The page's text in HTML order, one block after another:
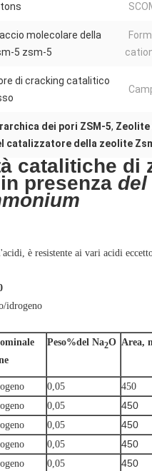
molecolare della
5 zsm-5
di cracking catalitico
dei pori ZSM-5, Zeolite
catalizzatore della zeolite
catalitiche di
presenza del
è resistente ai vari acidi
idrogeno
Peso%del Na2O Area,
0,05
450
0,05 450
0,05 450
0,05 450
0,05 450